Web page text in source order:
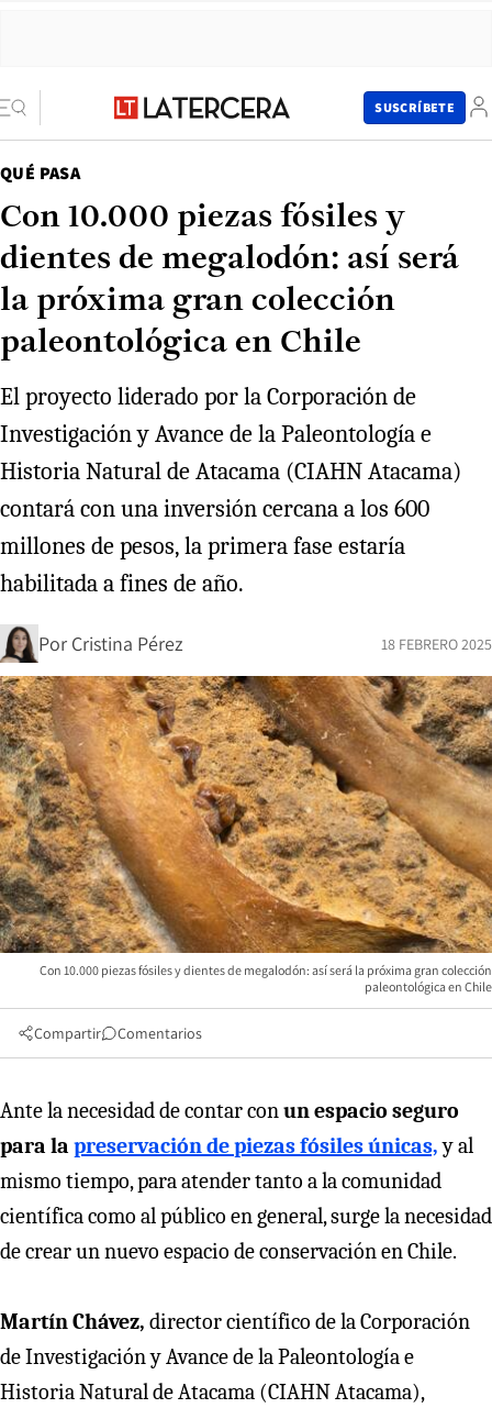
SUSCRÍBETE
QUÉ PASA
Con 10.000 piezas fósiles y
dientes de megalodón: así será
la próxima gran colección
paleontológica en Chile
El proyecto liderado por la Corporación de
Investigación y Avance de la Paleontología e
Historia Natural de Atacama (CIAHN Atacama)
contará con una inversión cercana a los 600
millones de pesos, la primera fase estaría
habilitada a fines de año.
Por Cristina Pérez 18 FEBRERO 2025
Con 10.000 piezas fósiles y dientes de megalodón: así será la próxima gran colección
paleontológica en Chile
Compartir Comentarios
Ante la necesidad de contar conun espacio seguro
para la preservación de piezas fósiles únicas,y al
mismo tiempo, para atender tanto a la comunidad
científica como al público en general, surge la necesidad
de crear un nuevo espacio de conservación en Chile.
Martín Chávez, director científico de la Corporación
de Investigación y Avance de la Paleontología e
Historia Natural de Atacama (CIAHN Atacama),